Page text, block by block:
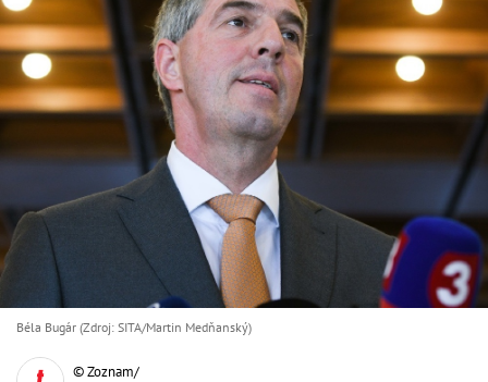
Béla Bugár (Zdroj: SITA/Martin Medňanský)
© Zoznam/